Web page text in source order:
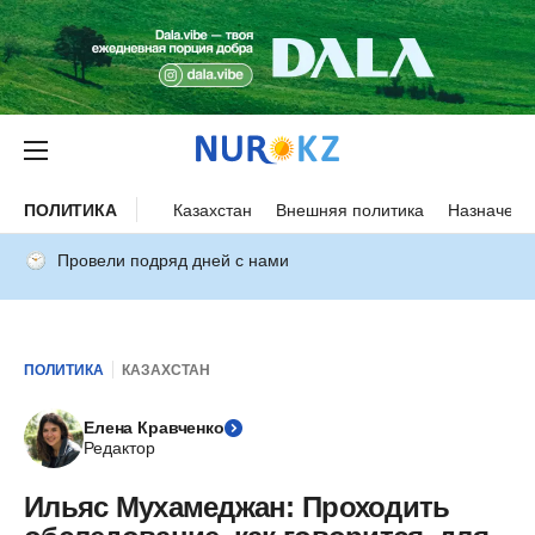
ПОЛИТИКА Казахстан Внешняя политика
Провели подряд дней с нами
ПОЛИТИКА КАЗАХСТАН
Елена Кравченко
Редактор
Ильяс Мухамеджан: Проходить